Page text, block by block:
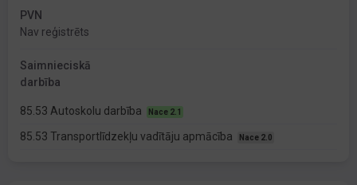
PVN
Nav reģistrēts
Saimnieciskā
darbība
85.53 Autoskolu darbība Nace 2.1
85.53 Transportlīdzekļu vadītāju apmācība Nace 2.0